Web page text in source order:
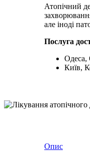
Атопічний
але іноді
Послуга
Одеса,
Київ,
Опис